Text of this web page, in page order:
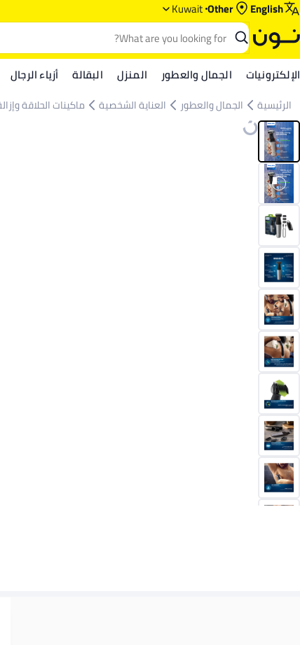
English
Other
Kuwait
الإلكترونيات الجمال والعطور المنزل البقالة أزياء الرجال
الرئيسية الجمال والعطور العناية الشخصية ماكينات الحلاقة